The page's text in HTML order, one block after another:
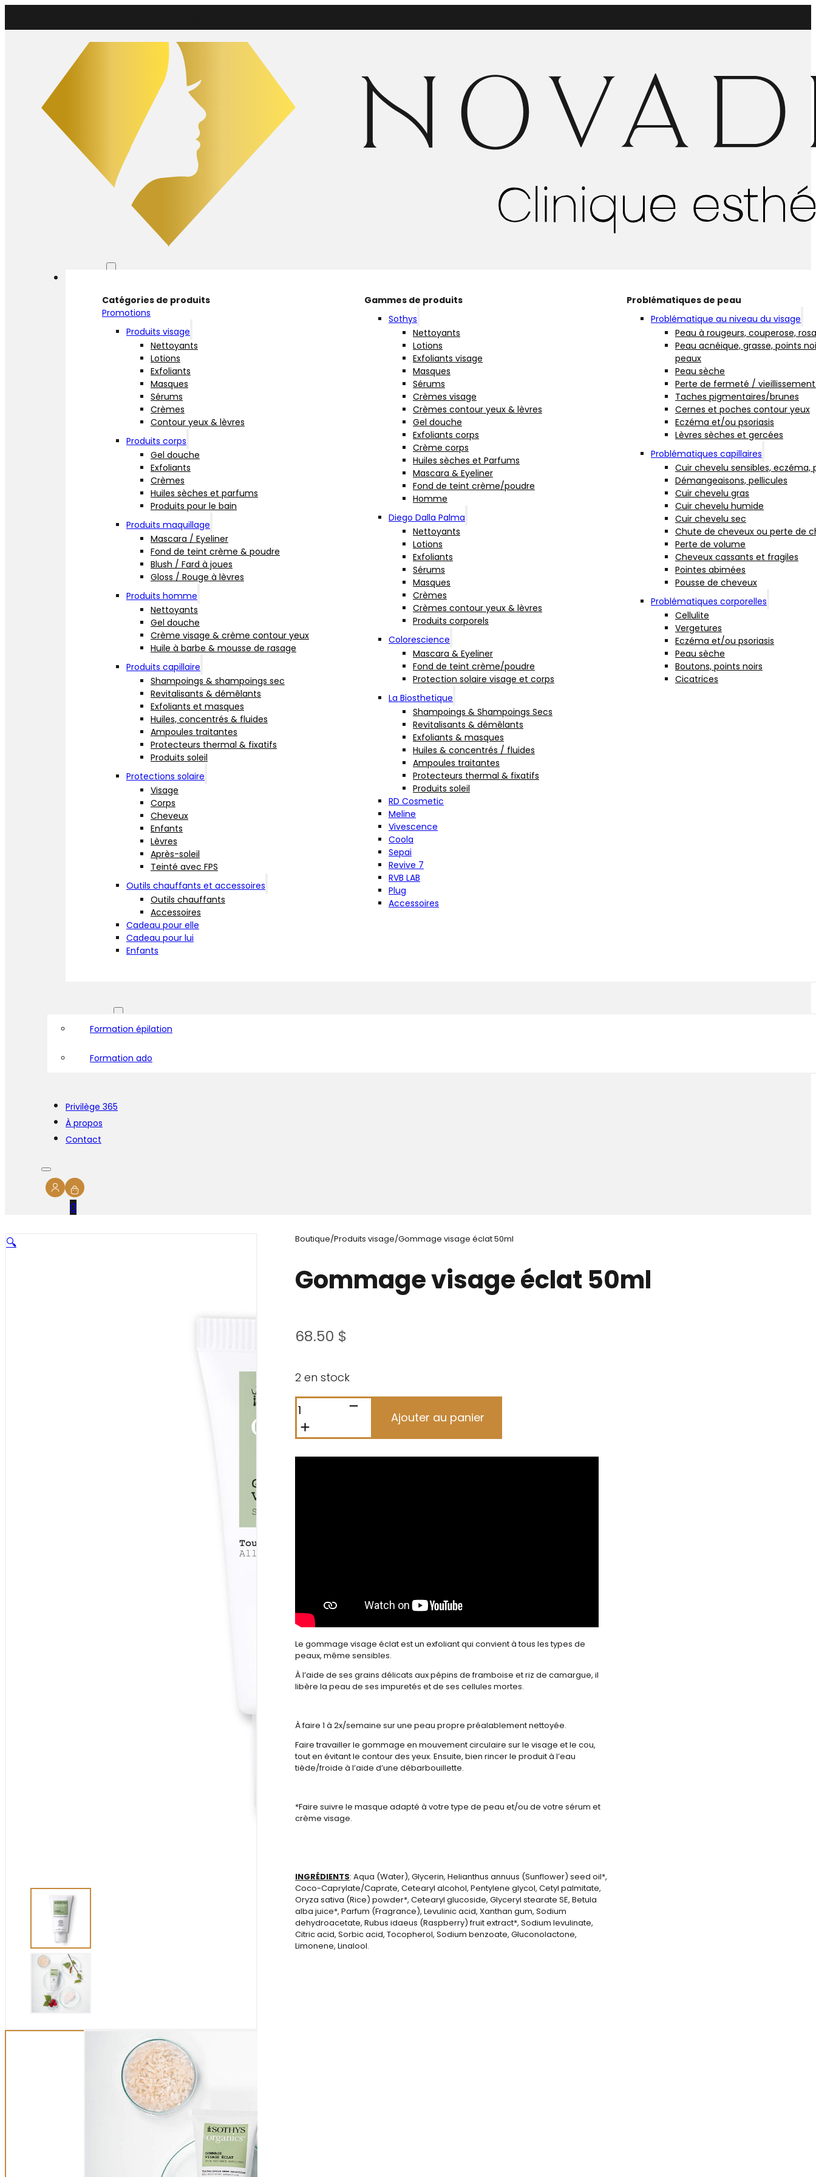
Catégories de produits
Promotions
Produits visage
Nettoyants
Lotions
Exfoliants
Masques
Sérums
Crèmes
Contour yeux & lèvres
Produits corps
Gel douche
Exfoliants
Crèmes
Huiles sèches et parfums
Produits pour le bain
Produits maquillage
Mascara / Eyeliner
Fond de teint crème & poudre
Blush / Fard à joues
Gloss / Rouge à lèvres
Produits homme
Nettoyants
Gel douche
Crème visage & crème contour yeux
Huile à barbe & mousse de rasage
Produits capillaire
Shampoings & shampoings sec
Revitalisants & démêlants
Exfoliants et masques
Huiles, concentrés & fluides
Ampoules traitantes
Protecteurs thermal & fixatifs
Produits soleil
Protections solaire
Visage
Corps
Cheveux
Enfants
Lèvres
Après-soleil
Teinté avec FPS
Outils chauffants et accessoires
Outils chauffants
Accessoires
Cadeau pour elle
Cadeau pour lui
Enfants
Gammes de produits
Sothys
Nettoyants
Lotions
Exfoliants visage
Masques
Sérums
Crèmes visage
Crèmes contour yeux & lèvres
Gel douche
Exfoliants corps
Crème corps
Huiles sèches et Parfums
Mascara & Eyeliner
Fond de teint crème/poudre
Homme
Diego Dalla Palma
Nettoyants
Lotions
Exfoliants
Sérums
Masques
Crèmes
Crèmes contour yeux & lèvres
Produits corporels
Colorescience
Mascara & Eyeliner
Fond de teint crème/poudre
Protection solaire visage et corps
La Biosthetique
Shampoings & Shampoings Secs
Revitalisants & démêlants
Exfoliants & masques
Huiles & concentrés / fluides
Ampoules traitantes
Protecteurs thermal & fixatifs
Produits soleil
RD Cosmetic
Meline
Vivescence
Coola
Sepai
Revive 7
RVB LAB
Plug
Accessoires
Problématiques de peau
Problématique au niveau du visage
Peau à rougeurs, couperose,
Peau acnéique, grasse, points
peaux
Peau sèche
Perte de fermeté /
Taches pigmentaires/brunes
Cernes et poches contour yeux
Eczéma et/ou psoriasis
Lèvres sèches et gercées
Problématiques capillaires
Cuir chevelu sensibles, eczéma,
Démangeaisons, pellicules
Cuir chevelu gras
Cuir chevelu humide
Cuir chevelu sec
Chute de cheveux ou perte de
Perte de volume
Cheveux cassants et fragiles
Pointes abimées
Pousse de cheveux
Problématiques corporelles
Cellulite
Vergetures
Eczéma et/ou psoriasis
Peau sèche
Boutons, points noirs
Cicatrices
Formation épilation
Formation ado
Privilège 365
À propos
Contact
0
Boutique/Produits visage/Gommage visage éclat 50ml
Gommage visage éclat 50ml
68.50 $
2 en stock
quantité
de
Gommage
visage
50ml
Ajouter au panier
Alternative:
Le gommage visage éclat est un exfoliant qui convient à tous les types de
peaux, même sensibles.
À l’aide de ses grains délicats aux pépins de framboise et riz de camargue, il
libère la peau de ses impuretés et de ses cellules mortes.
À faire 1 à 2x/semaine sur une peau propre préalablement nettoyée.
Faire travailler le gommage en mouvement circulaire sur le visage et le cou,
tout en évitant le contour des yeux. Ensuite, bien rincer le produit à l’eau
tiède/froide à l’aide d’une débarbouillette.
*Faire suivre le masque adapté à votre type de peau et/ou de votre sérum et
crème visage.
INGRÉDIENTS: Aqua (Water), Glycerin, Helianthus annuus (Sunflower) seed oil*,
Coco-Caprylate/Caprate, Cetearyl alcohol, Pentylene glycol, Cetyl palmitate,
Oryza sativa (Rice) powder*, Cetearyl glucoside, Glyceryl stearate SE, Betula
alba juice*, Parfum (Fragrance), Levulinic acid, Xanthan gum, Sodium
dehydroacetate, Rubus idaeus (Raspberry) fruit extract*, Sodium levulinate,
Citric acid, Sorbic acid, Tocopherol, Sodium benzoate, Gluconolactone,
Limonene, Linalool.
🔍